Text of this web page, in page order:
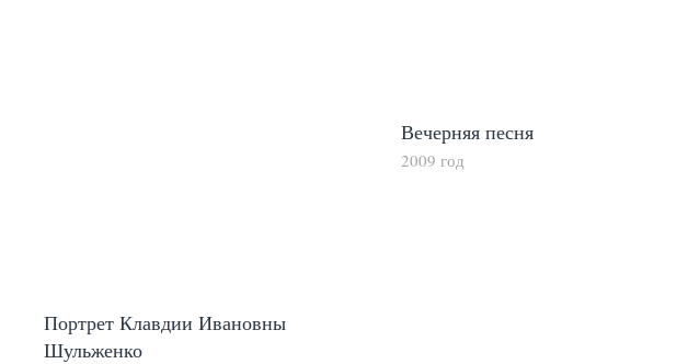
Портрет Клавдии Ивановны
Шульженко
Вечерняя песня
2009 год